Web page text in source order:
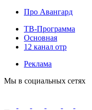
Про Авангард
ТВ-Программа
Основная
12 канал отр
Реклама
Мы в социальных сетях